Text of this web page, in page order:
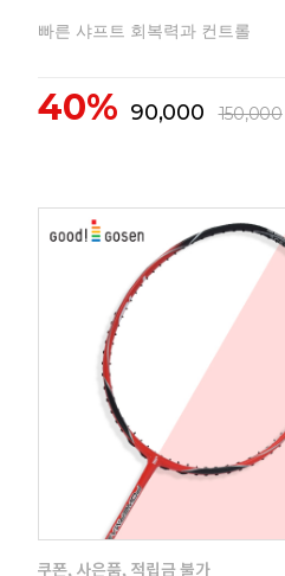
빠른 샤프트 회복력과 컨트롤
40% 90,000 150,000